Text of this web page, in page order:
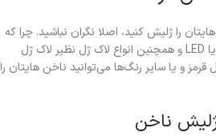
را ژلیش کنید، اصلا نگران نباشید. چرا که
تنها با داشتن یک دستگاه UV و یا LED و همچنین انواع لاک ژل نظیر لاک ژل
و یا سایر رنگ‌ها می‌توانید ناخن هایتان را
ژلیش ناخن